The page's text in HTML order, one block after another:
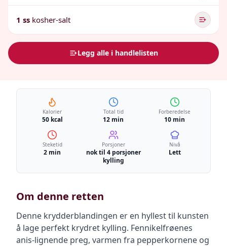
1 ss kosher-salt
Legg alle i handlelisten
Kalorier
50 kcal
Total tid
12 min
Forberedelse
10 min
Steketid
2 min
Porsjoner
nok til 4 porsjoner
kylling
Nivå
Lett
Om denne retten
Denne krydderblandingen er en hyllest til kunsten
å lage perfekt krydret kylling. Fennikelfrøenes
anis-lignende preg, varmen fra pepperkornene og